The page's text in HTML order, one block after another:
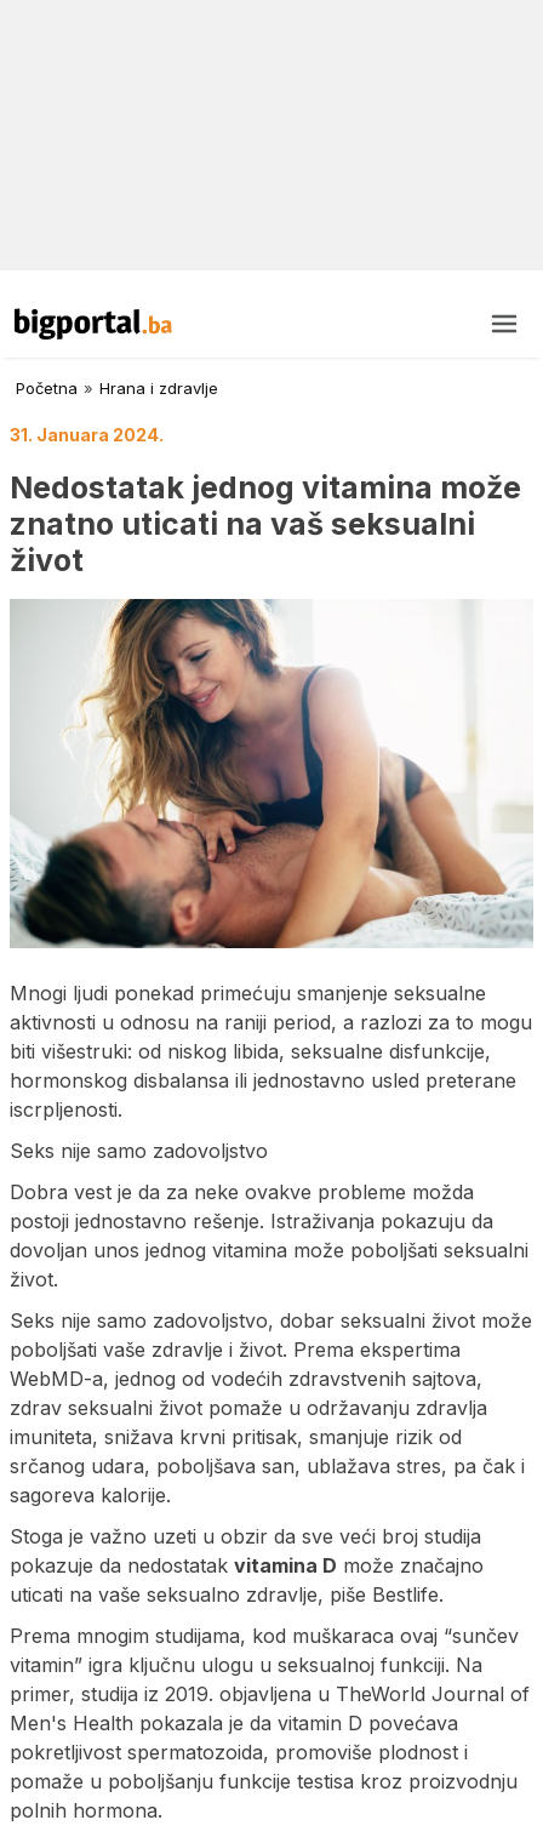
Početna » Hrana i zdravlje
31. Januara 2024.
Nedostatak jednog vitamina može
znatno uticati na vaš seksualni
život
Mnogi ljudi ponekad primećuju smanjenje seksualne
aktivnosti u odnosu na raniji period, a razlozi za to mogu
biti višestruki: od niskog libida, seksualne disfunkcije,
hormonskog disbalansa ili jednostavno usled preterane
iscrpljenosti.
Seks nije samo zadovoljstvo
Dobra vest je da za neke ovakve probleme možda
postoji jednostavno rešenje. Istraživanja pokazuju da
dovoljan unos jednog vitamina može poboljšati seksualni
život.
Seks nije samo zadovoljstvo, dobar seksualni život može
poboljšati vaše zdravlje i život. Prema ekspertima
WebMD-a, jednog od vodećih zdravstvenih sajtova,
zdrav seksualni život pomaže u održavanju zdravlja
imuniteta, snižava krvni pritisak, smanjuje rizik od
srčanog udara, poboljšava san, ublažava stres, pa čak i
sagoreva kalorije.
Stoga je važno uzeti u obzir da sve veći broj studija
pokazuje da nedostatak vitamina D može značajno
uticati na vaše seksualno zdravlje, piše Bestlife.
Prema mnogim studijama, kod muškaraca ovaj “sunčev
vitamin” igra ključnu ulogu u seksualnoj funkciji. Na
primer, studija iz 2019. objavljena u TheWorld Journal of
Men's Health pokazala je da vitamin D povećava
pokretljivost spermatozoida, promoviše plodnost i
pomaže u poboljšanju funkcije testisa kroz proizvodnju
polnih hormona.